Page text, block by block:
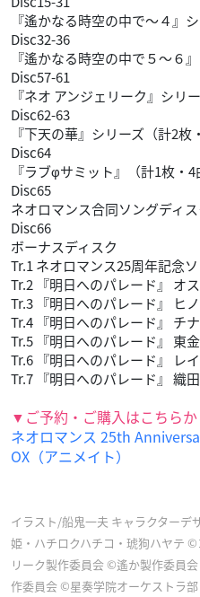
『遙かなる時空の中で～４』
Disc32-36
『遙かなる時空の中で５～６
Disc57-61
『ネオ アンジェリーク』シリ
Disc62-63
『下天の華』シリーズ（計2枚
Disc64
『ラブφサミット』（計1枚・4
Disc65
ネオロマンス合同ソングディス
Disc66
ボーナスディスク
Tr.1 ネオロマンス25周年記念
Tr.2 『明日へのパレード』 オ
Tr.3 『明日へのパレード』 ヒ
Tr.4 『明日へのパレード』 チ
Tr.5 『明日へのパレード』 東
Tr.6 『明日へのパレード』 レ
Tr.7 『明日へのパレード』 織
▼ご予約・ご購入はこちらか
ネオロマンス 25th
OX（アニメイト）
イラスト/船鬼一夫 キャラクターデ
姫・ハチロクハチコ・琥狗ハヤテ
リーク製作委員会 ©遙か製作委員
作委員会 ©星奏学院オーケストラ